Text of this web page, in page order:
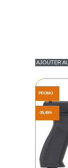
AJOUTER
PROMO
-35,45%